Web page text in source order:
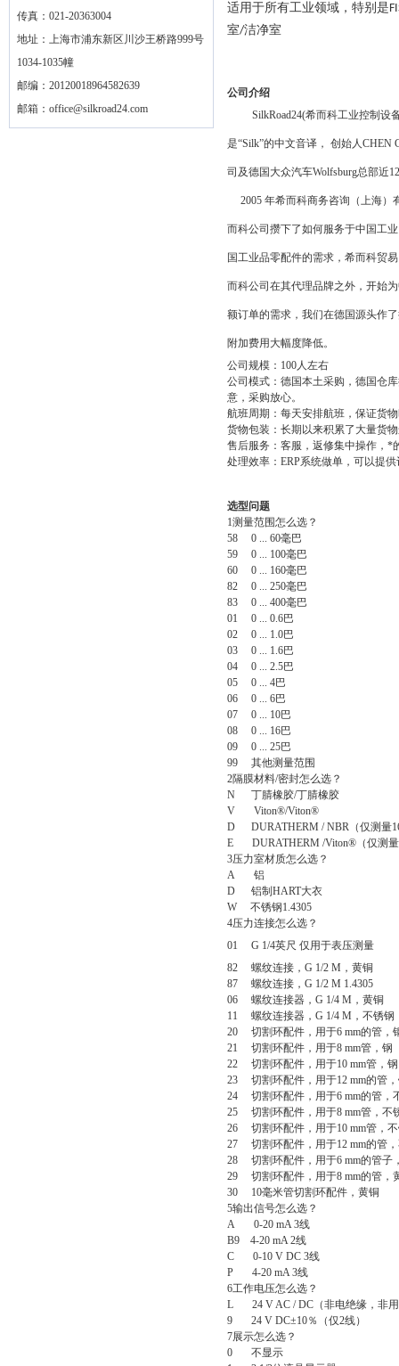
传真：021-20363004
地址：上海市浦东新区川沙王桥路999号
1034-1035幢
邮编：20120018964582639
邮箱： office@silkroad24.com
适用于所有工业领域，特别是
室/洁净室
公司介绍
SilkRoad24(希而科工业控制设
是“Silk”的中文音译， 创始人CHEN
司及德国大众汽车Wolfsburg总部近
2005 年希而科商务咨询（上海）
而科公司攒下了如何服务于中国工
国工业品零配件的需求，希而科贸
而科公司在其代理品牌之外，开始
额订单的需求，我们在德国源头作
附加费用大幅度降低。
公司规模： 100人左右
公司模式：德国本土采购，德国仓
意，采购放心。
航班周期：每天安排航班，保证货
货物包装：长期以来积累了大量货
售后服务：客服，返修集中操作，*
处理效率： ERP系统做单，可以提
选型问题
1测量范围怎么选？
58 0 ... 60毫巴
59 0 ... 100毫巴
60 0 ... 160毫巴
82 0 ... 250毫巴
83 0 ... 400毫巴
01 0 ... 0.6巴
02 0 ... 1.0巴
03 0 ... 1.6巴
04 0 ... 2.5巴
05 0 ... 4巴
06 0 ... 6巴
07 0 ... 10巴
08 0 ... 16巴
09 0 ... 25巴
99 其他测量范围
2隔膜材料/密封怎么选？
N 丁腈橡胶/丁腈橡胶
V Viton®/Viton®
D DURATHERM / NBR （仅测量
E DURATHERM /Viton® （仅测
3压力室材质怎么选？
A 铝
D 铝制 HART大衣
W 不锈钢1.4305
4压力连接怎么选？
01 G 1/4英尺 仅用于表压测量
82 螺纹连接， G 1/2 M ，黄铜
87 螺纹连接， G 1/2 M 1.4305
06 螺纹连接器， G 1/4 M ，黄铜
11 螺纹连接器， G 1/4 M ，不锈钢
20 切割环配件，用于6 mm的管，
21 切割环配件，用于8 mm管，钢
22 切割环配件，用于10 mm管，钢
23 切割环配件，用于12 mm的管
24 切割环配件，用于6 mm的管，
25 切割环配件，用于8 mm管，不
26 切割环配件，用于10 mm管，
27 切割环配件，用于12 mm的管
28 切割环配件，用于6 mm的管子
29 切割环配件，用于8 mm的管，
30 10毫米管切割环配件，黄铜
5输出信号怎么选？
A 0-20 mA 3线
B9 4-20 mA 2线
C 0-10 V DC 3线
P 4-20 mA 3线
6工作电压怎么选？
L 24 V AC / DC （非电绝缘，非
9 24 V DC±10％（仅2线）
7展示怎么选？
0 不显示